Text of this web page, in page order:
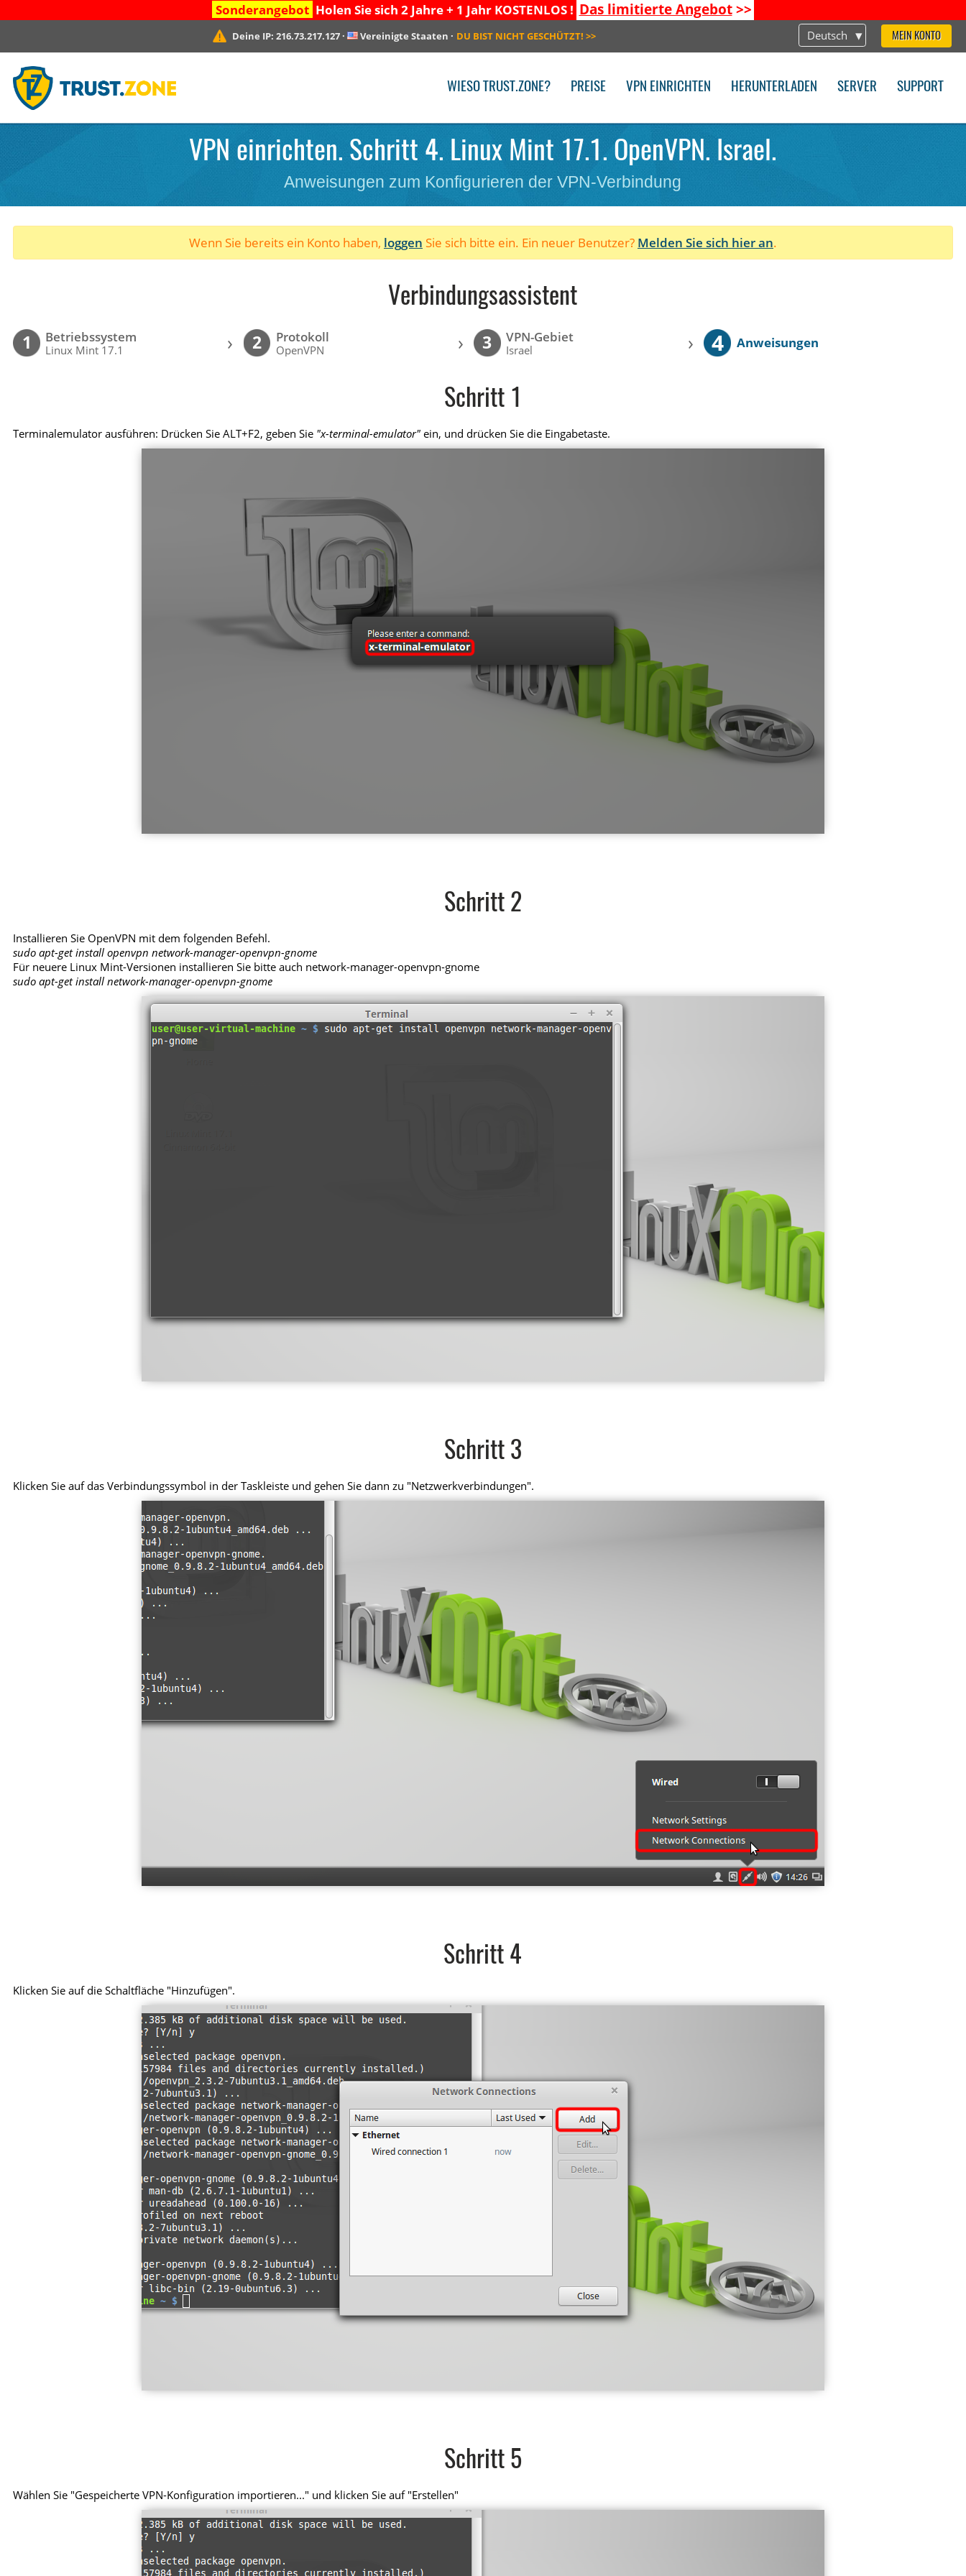
Sonderangebot Holen Sie sich 2 Jahre + 1 Jahr KOSTENLOS ! Das limitierte Angebot>>
Deutsch MEIN KONTO
Deine IP: 216.73.217.127· Vereinigte Staaten · DU BIST NICHT GESCHÜTZT! >>
WIESO TRUST.ZONE? PREISE VPN EINRICHTEN HERUNTERLADEN SERVER SUPPORT
VPN einrichten. Schritt 4. Linux Mint 17.1. OpenVPN. Israel.
Anweisungen zum Konfigurieren der VPN-Verbindung
Wenn Sie bereits ein Konto haben, loggen Sie sich bitte ein. Ein neuer Benutzer? Melden Sie sich hier an.
Verbindungsassistent
1 Betriebssystem
Linux Mint 17.1 › 2 Protokoll
OpenVPN › 3 VPN-Gebiet
Israel › 4 Anweisungen
Schritt 1
Terminalemulator ausführen: Drücken Sie ALT+F2, geben Sie "x-terminal-emulator" ein, und drücken Sie die Eingabetaste.
Schritt 2
Installieren Sie OpenVPN mit dem folgenden Befehl.
sudo apt-get install openvpn network-manager-openvpn-gnome
Für neuere Linux Mint-Versionen installieren Sie bitte auch network-manager-openvpn-gnome
sudo apt-get install network-manager-openvpn-gnome
Schritt 3
Klicken Sie auf das Verbindungssymbol in der Taskleiste und gehen Sie dann zu "Netzwerkverbindungen".
Schritt 4
Klicken Sie auf die Schaltfläche "Hinzufügen".
Schritt 5
Wählen Sie "Gespeicherte VPN-Konfiguration importieren..." und klicken Sie auf "Erstellen"